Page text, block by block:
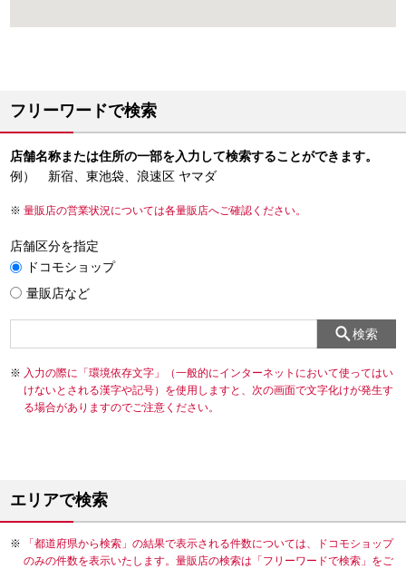
フリーワードで検索
店舗名称または住所の一部を入力して検索することができます。
例） 新宿、東池袋、浪速区 ヤマダ
量販店の営業状況については各量販店へご確認ください。
店舗区分を指定
ドコモショップ
量販店など
検索
入力の際に「環境依存文字」（一般的にインターネットにおいて使ってはい
けないとされる漢字や記号）を使用しますと、次の画面で文字化けが発生す
る場合がありますのでご注意ください。
エリアで検索
「都道府県から検索」の結果で表示される件数については、ドコモショップ
のみの件数を表示いたします。量販店の検索は「フリーワードで検索」をご